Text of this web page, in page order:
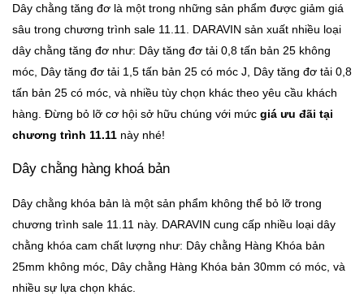
Dây chằng tăng đơ là một trong những sản phẩm được giảm giá
sâu trong chương trình sale 11.11. DARAVIN sản xuất nhiều loại
dây chằng tăng đơ như: Dây tăng đơ tải 0,8 tấn bản 25 không
móc, Dây tăng đơ tải 1,5 tấn bản 25 có móc J, Dây tăng đơ tải 0,8
tấn bản 25 có móc, và nhiều tùy chọn khác theo yêu cầu khách
hàng. Đừng bỏ lỡ cơ hội sở hữu chúng với mức giá ưu đãi tại
chương trình 11.11 này nhé!
Dây chằng hàng khoá bản
Dây chằng khóa bản là một sản phẩm không thể bỏ lỡ trong
chương trình sale 11.11 này. DARAVIN cung cấp nhiều loại dây
chằng khóa cam chất lượng như: Dây chằng Hàng Khóa bản
25mm không móc, Dây chằng Hàng Khóa bản 30mm có móc, và
nhiều sự lựa chọn khác.